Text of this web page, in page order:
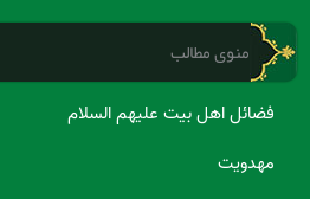
منوی مطالب
فضائل اهل بیت علیهم السلام
مهدویت